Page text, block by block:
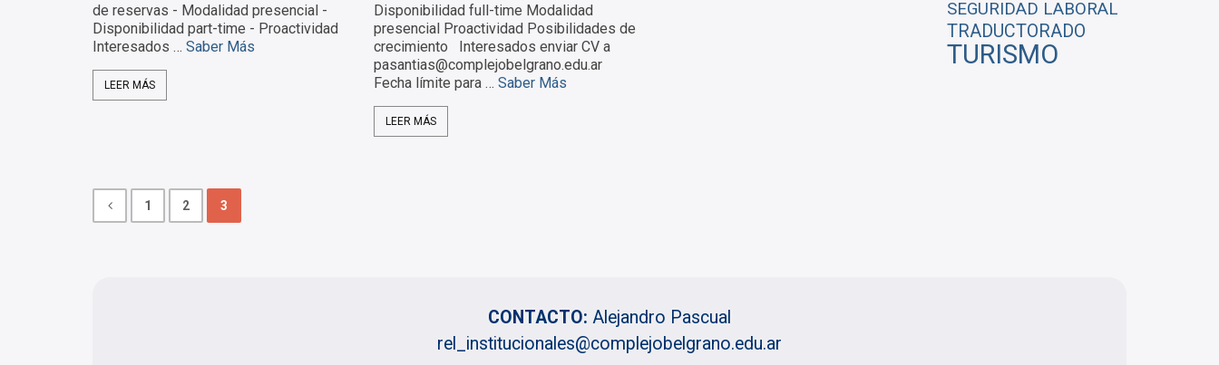
de reservas - Modalidad presencial -
Disponibilidad part-time - Proactividad
Interesados … Saber Más
LEER MÁS
Disponibilidad full-time Modalidad
presencial Proactividad Posibilidades de
crecimiento Interesados enviar CV a
pasantias@complejobelgrano.edu.ar
Fecha límite para … Saber Más
LEER MÁS
1 2 3
SEGURIDAD LABORAL
TRADUCTORADO
TURISMO
CONTACTO: Alejandro Pascual
rel_institucionales@complejobelgrano.edu.ar